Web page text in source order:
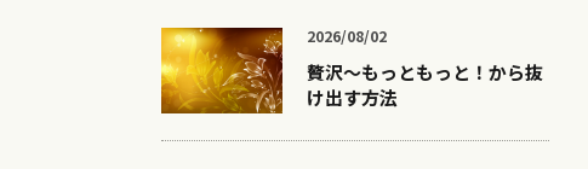
2026/08/02
贅沢〜もっともっと！から抜
け出す方法